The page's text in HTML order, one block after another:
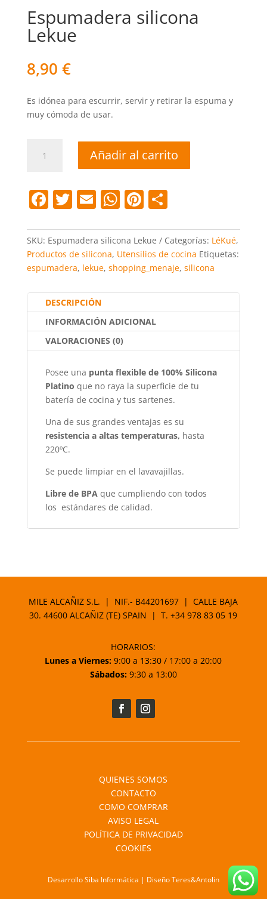
Espumadera silicona
Lekue
8,90 €
Es idónea para escurrir, servir y retirar la espuma y
muy cómoda de usar.
silicona
Añadir al carrito
F
c
e
b
o
o
k
T
itt
er
E
ai
l
W
at
s
A
p
p
Pi
er
e
st
C
m
p
ar
tir
SKU: Espumadera silicona Lekue Categorías: LéKué,
Productos de silicona, Utensilios de cocina Etiquetas:
espumadera, lekue, shopping_menaje, silicona
DESCRIPCIÓN
INFORMACIÓN ADICIONAL
VALORACIONES (0)
Posee una punta flexible de 100% Silicona
Platino que no raya la superficie de tu
batería de cocina y tus sartenes.
Una de sus grandes ventajas es su
resistencia a altas temperaturas, hasta
220ºC.
Se puede limpiar en el lavavajillas.
Libre de BPA que cumpliendo con todos
los estándares de calidad.
MILE ALCAÑIZ S.L. | NIF.- B44201697 | CALLE BAJA
30. 44600 ALCAÑIZ (TE) SPAIN | T.+34 978 83 05 19
HORARIOS:
Lunes a Viernes: 9:00 a 13:30 / 17:00 a 20:00
Sábados:9:30 a 13:00
QUIENES SOMOS
CONTACTO
COMO COMPRAR
AVISO LEGAL
POLÍTICA DE PRIVACIDAD
COOKIES
Desarrollo Siba Informática | Diseño Teres&Antolin